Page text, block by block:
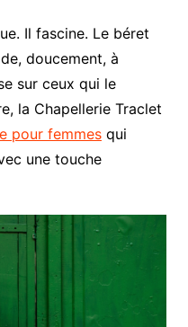
Il fascine. Le béret
doucement, à
sur ceux qui le
la Chapellerie Traclet
pour femmesqui
une touche